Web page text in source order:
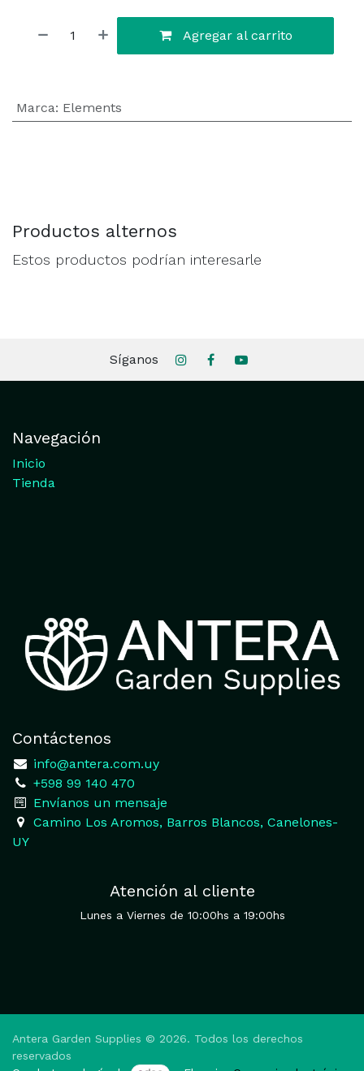
Agregar al carrito
Marca: Elements
Productos alternos
Estos productos podrían interesarle
Síganos
Navegación
Inicio
Tienda
Contáctenos
info@antera.com.uy
+598 99 140 470
​Envíanos un mensaje
​Camino Los Aromos, Barros Blancos, Canelones-
UY
Atención al cliente
Lunes a Viernes de 10:00hs a 19:00hs
Antera Garden Supplies © 2026. Todos los derechos
reservados